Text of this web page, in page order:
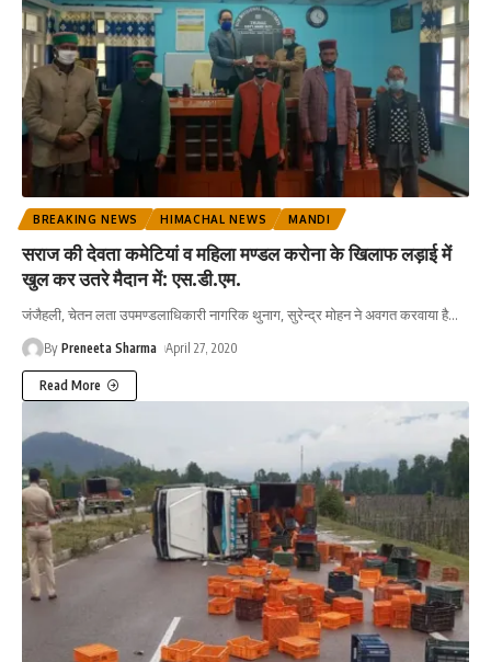
BREAKING NEWS HIMACHAL NEWS MANDI
सराज की देवता कमेटियां व महिला मण्डल करोना के खिलाफ लड़ाई में
खुल कर उतरे मैदान में: एस.डी.एम.
जंजैहली, चेतन लता उपमण्डलाधिकारी नागरिक थुनाग, सुरेन्द्र मोहन ने अवगत करवाया है…
By Preneeta Sharma April 27, 2020
Read More